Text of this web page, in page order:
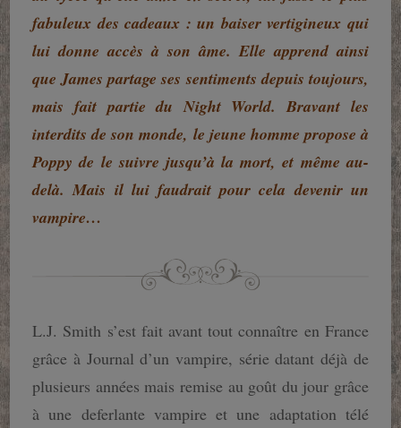
fabuleux des cadeaux : un baiser vertigineux qui
lui donne accès à son âme. Elle apprend ainsi
que James partage ses sentiments depuis toujours,
mais fait partie du Night World. Bravant les
interdits de son monde, le jeune homme propose à
Poppy de le suivre jusqu’à la mort, et même au-
delà. Mais il lui faudrait pour cela devenir un
vampire…
L.J. Smith s’est fait avant tout connaître en France
grâce à Journal d’un vampire, série datant déjà de
plusieurs années mais remise au goût du jour grâce
à une deferlante vampire et une adaptation télé